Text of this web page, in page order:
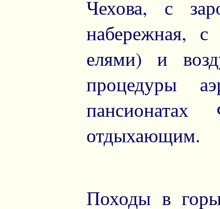
Чехова, с
набережная,
елями) и
процедуры
отдыхающим.
Походы в